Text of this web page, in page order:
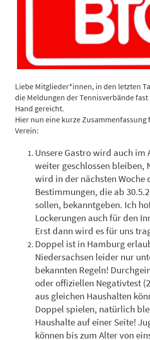
Liebe Mitglieder*innen, in den letzten
die Meldungen der Tennisverbände
Hand gereicht.
Hier nun eine kurze Zusammenfassung
Verein:
Unsere Gastro wird auch im
weiter geschlossen bleiben,
wird in der nächsten Woche
Bestimmungen, die ab
sollen, bekanntgeben. Ich
Lockerungen auch für den
Erst dann wird es für uns
Doppel ist in Hamburg
Niedersachsen leider nur
bekannten Regeln!
oder offiziellen Negativtest
aus gleichen Haushalten
Doppel spielen, natürlich
Haushalte auf einer Seite!
können bis zum Alter von